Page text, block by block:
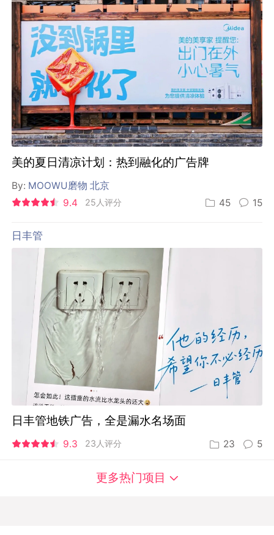
美的夏日清凉计划：热到融化的广告牌
By: MOOWU磨物 北京
9.4
25人评分 45 15
日丰管
日丰管地铁广告，全是漏水名场面
9.3 23人评分 23 5
更多热门项目